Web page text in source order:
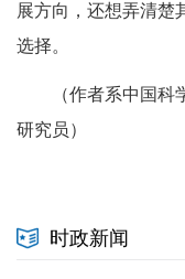
展方向，还想弄清楚
选择。
（作者系中国
研究员）
时政新闻